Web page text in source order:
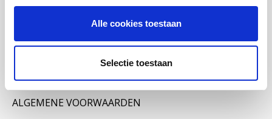
Alle cookies toestaan
Selectie toestaan
Mijn bestellingen
OVER ONS
ALGEMENE VOORWAARDEN